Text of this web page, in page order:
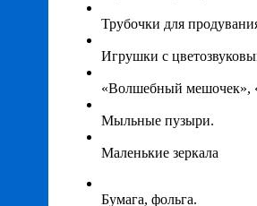
Трубочки для
Игрушки с
«Волшебный
Мыльные пузыри.
Маленькие зеркала
Бумага, фольга.